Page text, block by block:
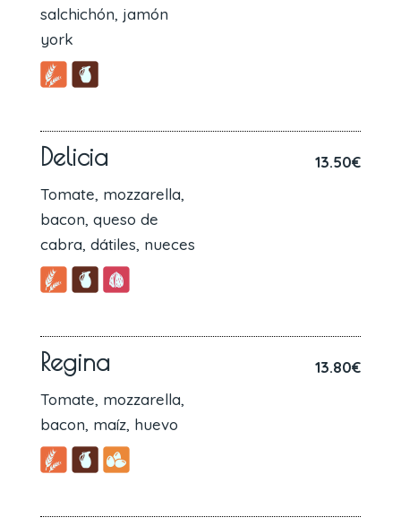
salchichón, jamón
york
Delicia
Tomate, mozzarella,
bacon, queso de
cabra, dátiles, nueces
13.50€
Regina
Tomate, mozzarella,
bacon, maíz, huevo
13.80€